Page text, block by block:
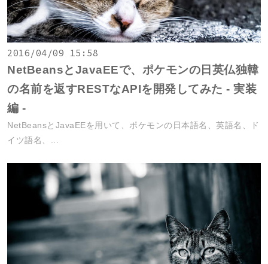
2016/04/09 15:58
NetBeansとJavaEEで、ポケモンの日英仏独韓
の名前を返すRESTなAPIを開発してみた - 実装
編 -
NetBeansとJavaEEを用いて、ポケモンの日本語名、英語名、ド
イツ語名、...